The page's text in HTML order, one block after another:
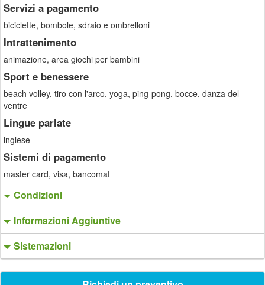
Servizi a pagamento
biciclette, bombole, sdraio e ombrelloni
Intrattenimento
animazione, area giochi per bambini
Sport e benessere
beach volley, tiro con l'arco, yoga, ping-pong, bocce, danza del
ventre
Lingue parlate
inglese
Sistemi di pagamento
master card, visa, bancomat
Condizioni
Informazioni Aggiuntive
Sistemazioni